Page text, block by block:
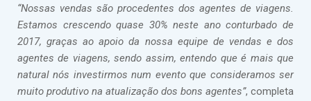
“Nossas vendas são procedentes dos agentes de viagens.
Estamos crescendo quase 30% neste ano conturbado de
2017, graças ao apoio da nossa equipe de vendas e dos
agentes de viagens, sendo assim, entendo que é mais que
natural nós investirmos num evento que consideramos ser
muito produtivo na atualização dos bons agentes”, completa